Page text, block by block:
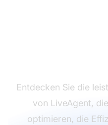
Entdecken Sie die
von LiveAgent,
optimieren, die